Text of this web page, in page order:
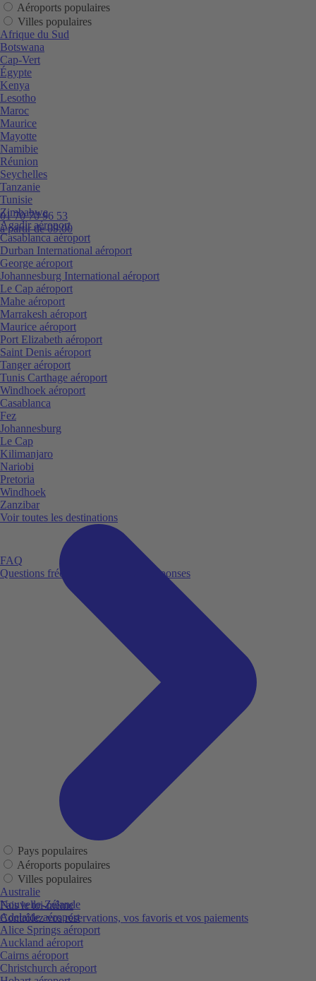
01 70 70 96 53
à partir de 09:00
FAQ
Questions fréquemment posées et réponses
Fais le toi-même
Contrôlez vos réservations, vos favoris et vos paiements
Aéroports populaires
Villes populaires
Afrique du Sud
Botswana
Cap-Vert
Égypte
Kenya
Lesotho
Maroc
Maurice
Mayotte
Namibie
Réunion
Seychelles
Tanzanie
Tunisie
Zimbabwe
Agadir aéroport
Casablanca aéroport
Durban International aéroport
George aéroport
Johannesburg International aéroport
Le Cap aéroport
Mahe aéroport
Marrakesh aéroport
Maurice aéroport
Port Elizabeth aéroport
Saint Denis aéroport
Tanger aéroport
Tunis Carthage aéroport
Windhoek aéroport
Casablanca
Fez
Johannesburg
Le Cap
Kilimanjaro
Nariobi
Pretoria
Windhoek
Zanzibar
Voir toutes les destinations
Pays populaires
Aéroports populaires
Villes populaires
Australie
Nouvelle-Zélande
Adelaide aéroport
Alice Springs aéroport
Auckland aéroport
Cairns aéroport
Christchurch aéroport